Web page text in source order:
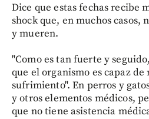
Dice que estas fechas recibe
shock que, en muchos casos,
y mueren.
"Como es tan fuerte y
que el organismo es capaz de
sufrimiento". En perros y
y otros elementos médicos,
que no tiene asistencia